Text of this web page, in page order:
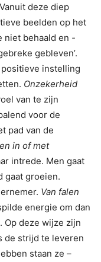
Vanuit deze diep
beelden op het
niet behaald en -
gebleven’.
instelling
Onzekerheid
van te zijn
voor de
pad van de
in of met
intrede. Men gaat
gaat groeien.
Van falen
energie om dan
Op deze wijze zijn
de strijd te leveren
staan ze –